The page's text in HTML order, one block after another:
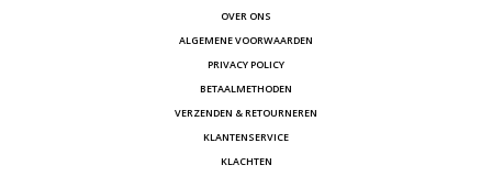
OVER ONS
ALGEMENE VOORWAARDEN
PRIVACY POLICY
BETAALMETHODEN
VERZENDEN & RETOURNEREN
KLANTENSERVICE
KLACHTEN